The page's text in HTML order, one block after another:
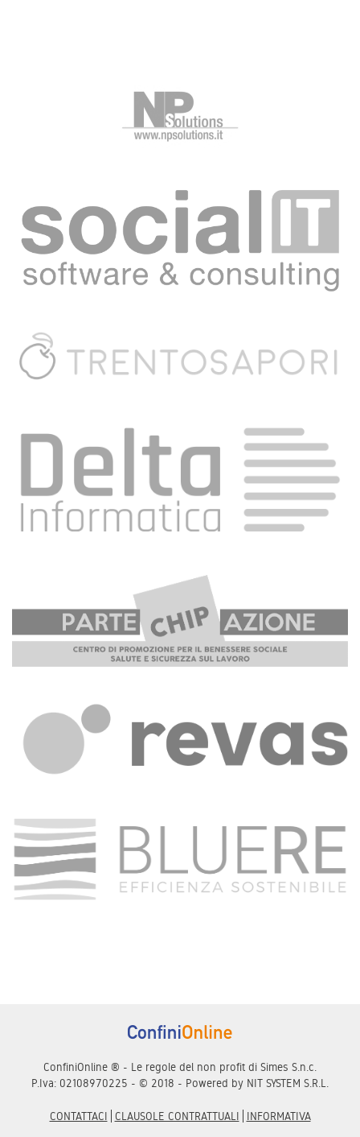
ConfiniOnline ® - Le regole del non profit di Simes S.n.c.
P.Iva: 02108970225 - © 2018 - Powered by NIT SYSTEM S.R.L.
CONTATTACI CLAUSOLE CONTRATTUALI INFORMATIVA